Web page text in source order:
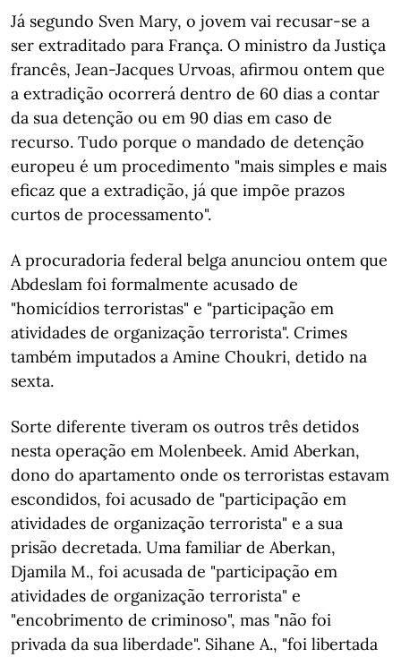
Já segundo Sven Mary, o jovem vai recusar-se a
ser extraditado para França. O ministro da Justiça
francês, Jean-Jacques Urvoas, afirmou ontem que
a extradição ocorrerá dentro de 60 dias a contar
da sua detenção ou em 90 dias em caso de
recurso. Tudo porque o mandado de detenção
europeu é um procedimento "mais simples e mais
eficaz que a extradição, já que impõe prazos
curtos de processamento".
A procuradoria federal belga anunciou ontem que
Abdeslam foi formalmente acusado de
"homicídios terroristas" e "participação em
atividades de organização terrorista". Crimes
também imputados a Amine Choukri, detido na
sexta.
Sorte diferente tiveram os outros três detidos
nesta operação em Molenbeek. Amid Aberkan,
dono do apartamento onde os terroristas estavam
escondidos, foi acusado de "participação em
atividades de organização terrorista" e a sua
prisão decretada. Uma familiar de Aberkan,
Djamila M., foi acusada de "participação em
atividades de organização terrorista" e
"encobrimento de criminoso", mas "não foi
privada da sua liberdade". Sihane A., "foi libertada